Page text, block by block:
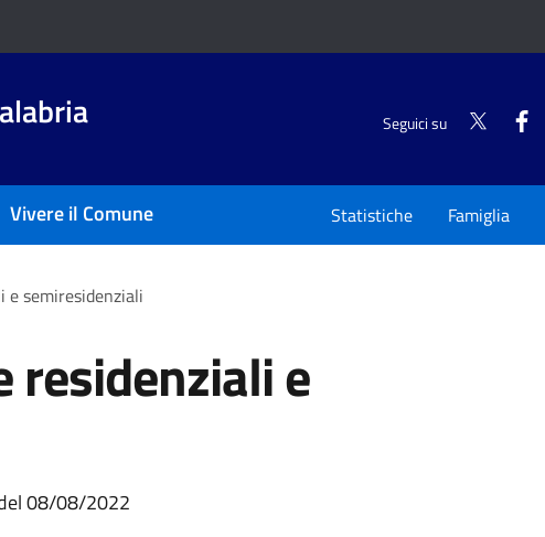
Seguici su Twitter
Vivere il Comune Statistiche Famiglia
semiresidenziali
e
08/08/2022